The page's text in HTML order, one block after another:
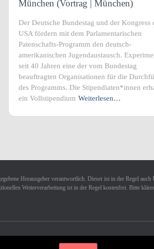
München (Vortrag | München)
Der Deutsche Bundestag und der Kongress
USA fördern mit dem Parlamentarischen
Patenschafts-Programm den deutsch-
amerikanischen Jugendaustausch.
seit 40 Jahren eine der vom Bundestag
beauftragten Organisationen für die
des Programms. Die Stipendiaten*innen
ein Vollstipendium Weiterlesen…
Herausgeber verantwortlich. Dieser ist in der Regel auch
Weiterverarbeitung ist in der Regel kostenfrei. Bitte
Hestia | Entwickelt von